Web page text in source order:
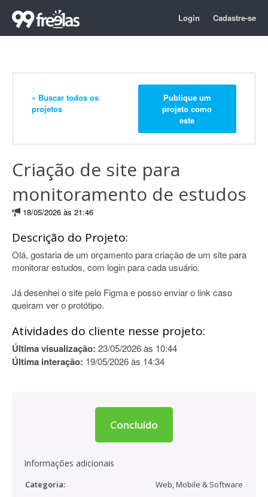
Login Cadastre-se
« Buscar todos os
projetos
Publique um
projeto como
este
Criação de site para
monitoramento de estudos
18/05/2026 às 21:46
Descrição do Projeto:
Olá, gostaria de um orçamento para criação de um site para
monitorar estudos, com login para cada usuário.
Já desenhei o site pelo Figma e posso enviar o link caso
queiram ver o protótipo.
Atividades do cliente nesse projeto:
Última visualização: 23/05/2026 às 10:44
Última interação: 19/05/2026 às 14:34
Concluído
Informações adicionais
Categoria:
Web, Mobile & Software